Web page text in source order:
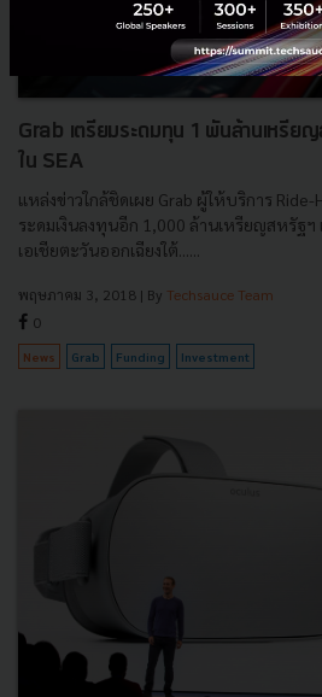
Grab เตรียมระดมทุน 1 พันล้านเหรีย
ใน SEA
แหล่งข่าวใกล้ชิดเผย Grab ผู้ให้บริการ
ระดมเงินลงทุนอีก 1,000 ล้านเหรียญสหรัฐฯ
เอเชียตะวันออกเฉียงใต้......
พฤษภาคม 3, 2018 | By Techsauce Team
0
News Grab Funding Investment